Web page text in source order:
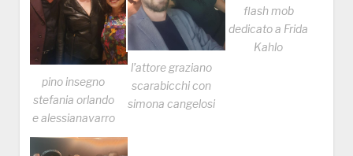
pino insegno
stefania orlando
e alessianavarro
l’attore graziano
scarabicchi con
simona cangelosi
flash mob
dedicato a Frida
Kahlo